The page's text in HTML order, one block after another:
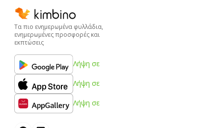
Τα πιο ενημερωμένα φυλλάδια,
ενημερωμένες προσφορές και
εκπτώσεις
Λήψη σε
Λήψη σε
Λήψη σε